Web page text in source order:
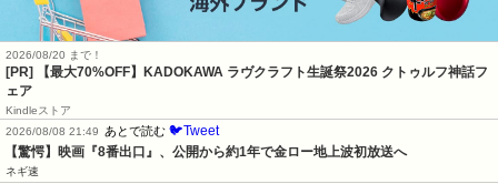
2026/08/20 まで！
[PR]
【最大70%OFF】KADOKAWA ラヴクラフト生誕祭2026 クトゥルフ神話フ
ェア
Kindleストア
2026/08/08 21:49
あとで読む 🐦Tweet
【驚愕】映画『8番出口』、公開から約1年で金ロー地上波初放送へ
ネギ速